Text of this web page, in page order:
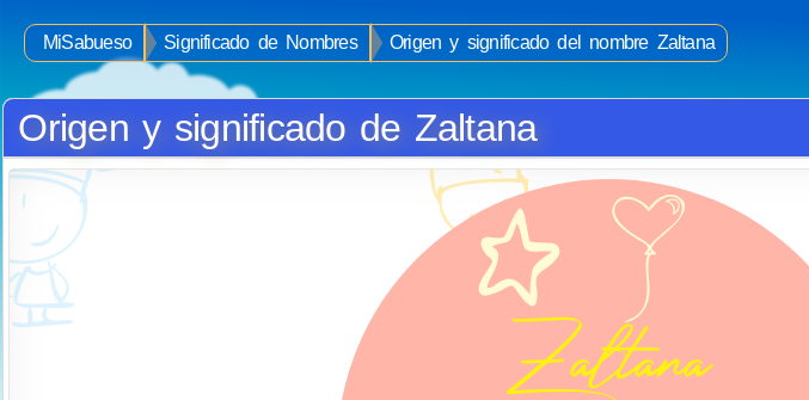
MiSabueso Significado de Nombres
Origen y significado del nombre Zaltana
Origen y significado de Zaltana